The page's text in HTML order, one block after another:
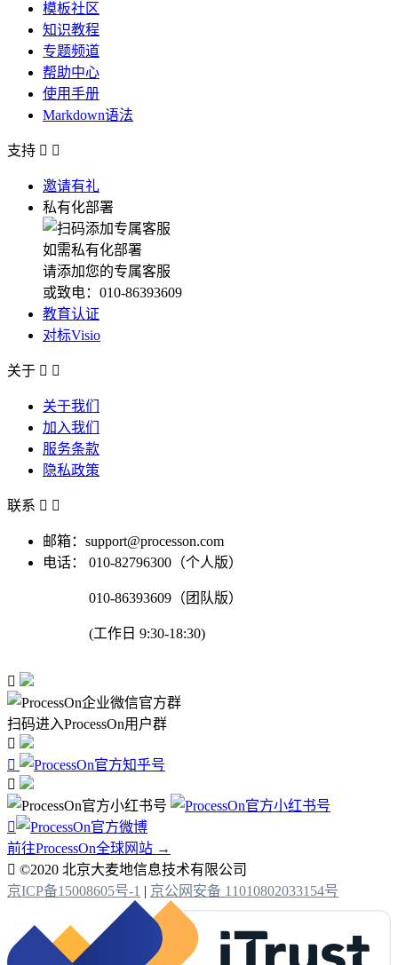
模板社区
知识教程
专题频道
帮助中心
使用手册
Markdown语法
支持  
邀请有礼
私有化部署
如需私有化部署
请添加您的专属客服
或致电：010-86393609
教育认证
对标Visio
关于  
关于我们
加入我们
服务条款
隐私政策
联系  
邮箱：support@processon.com
电话：
010-82796300（个人版）
010-86393609（团队版）
(工作日 9:30-18:30)

扫码进入ProcessOn用户群




前往ProcessOn全球网站 →
 ©2020 北京大麦地信息技术有限公司
京ICP备15008605号-1 | 京公网安备 11010802033154号